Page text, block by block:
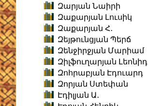
Զարյան Նաիրի
Զաքարյան Լուսիկ
Զաքարյան Հ․
Զեյթունցյան Պերճ
Զենջիրջյան Մարիամ
Զիլֆուղարյան Լեոնիդ
Զոհրաբյան Էդուարդ
Զորյան Ստեփան
Էդիլյան Ա․